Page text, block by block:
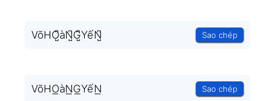
VõHO̺͆àN̺͆G̺͆YếN̺͆ Sao chép
VõHO͟àN͟G͟YếN͟ Sao chép